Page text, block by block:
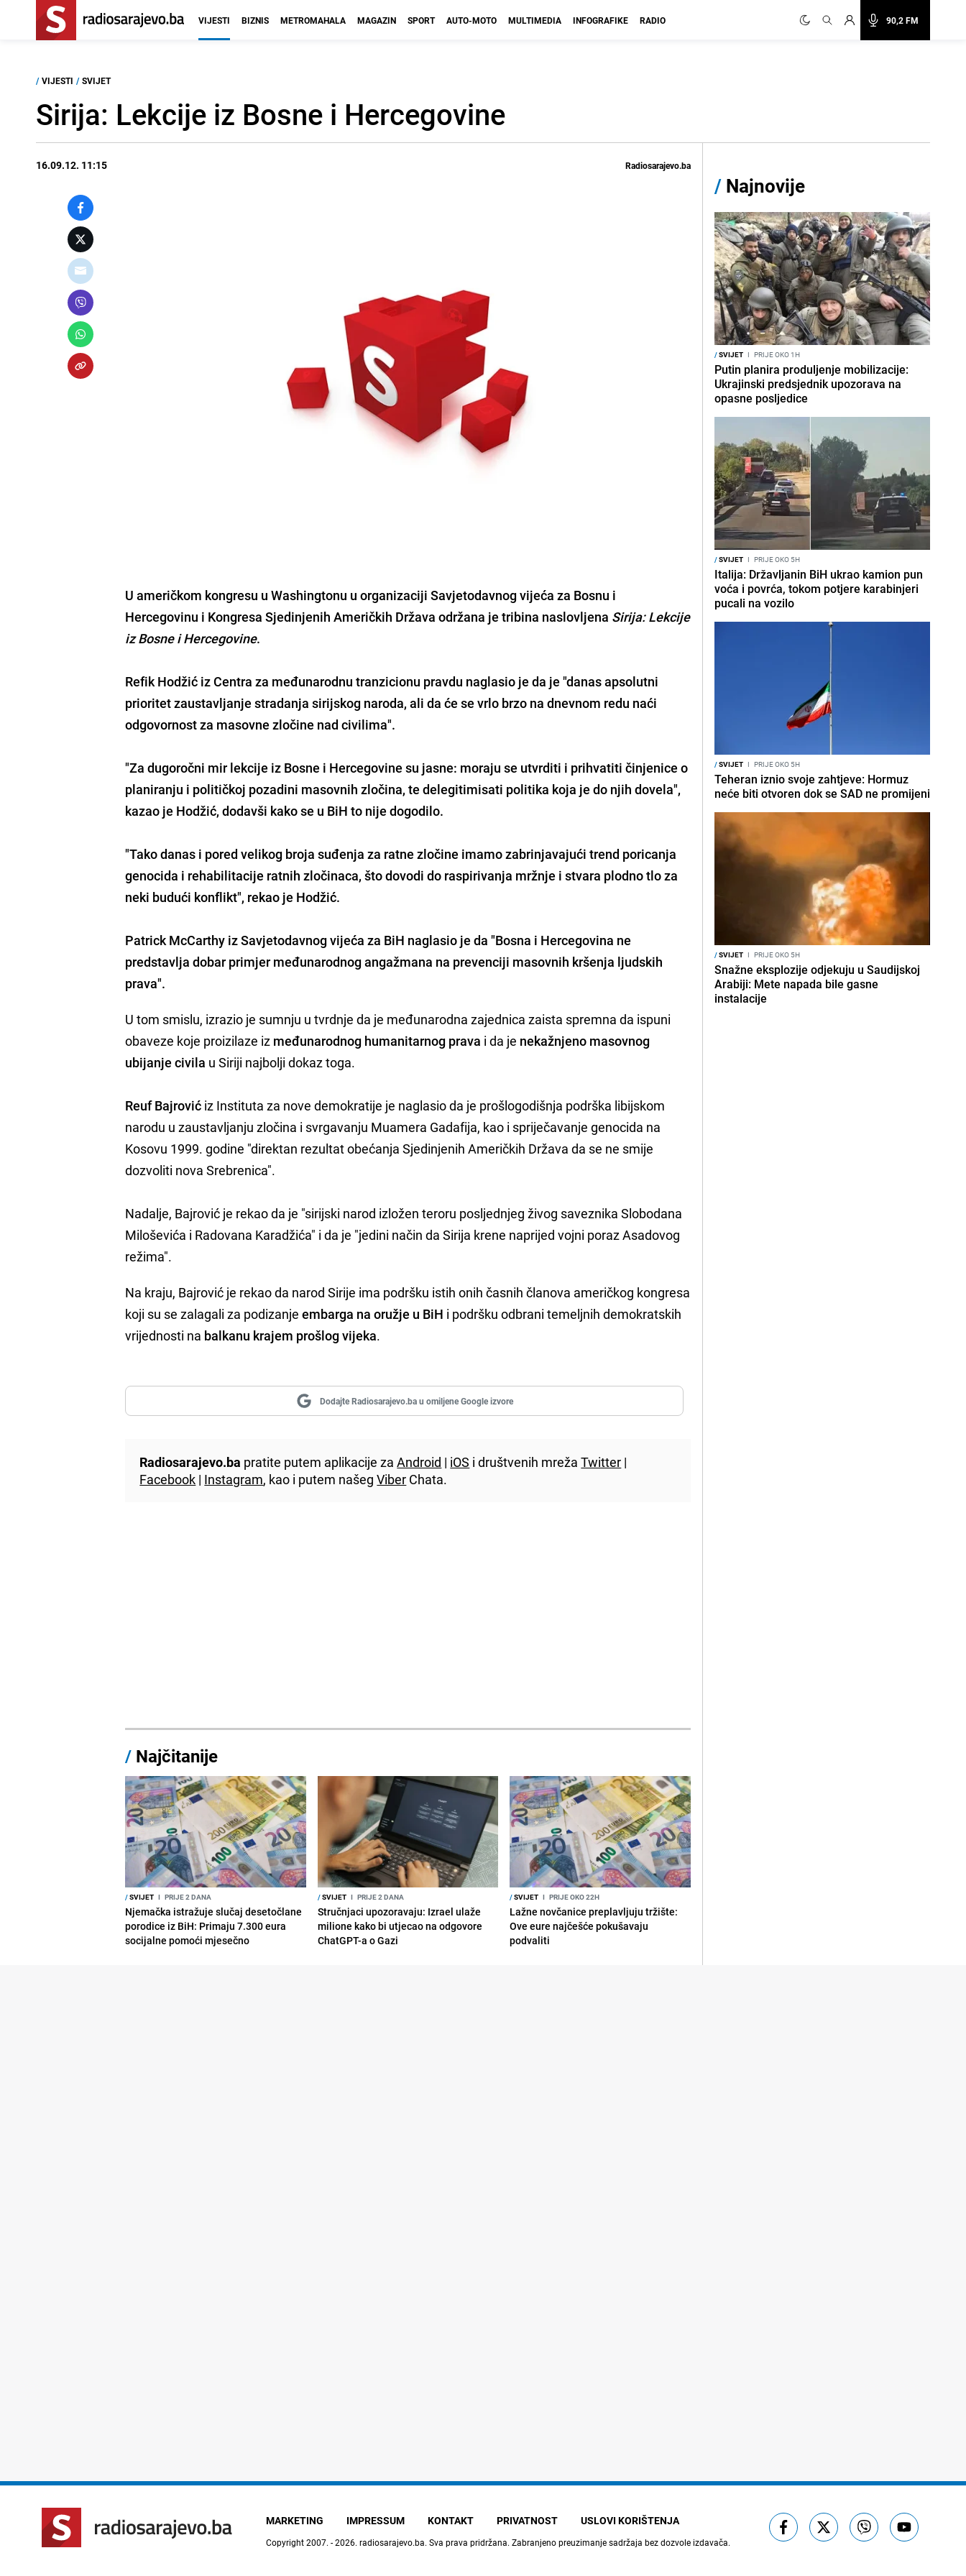
90,2 FM
VIJESTI BIZNIS METROMAHALA MAGAZIN SPORT AUTO-MOTO MULTIMEDIA INFOGRAFIKE RADIO
/ VIJESTI / SVIJET
Sirija: Lekcije iz Bosne i Hercegovine
16.09.12. 11:15 Radiosarajevo.ba
U američkom kongresu u Washingtonu u organizacijiSavjetodavnog vijeća za Bosnu i
Hercegovinu i Kongresa Sjedinjenih Američkih Država održana je tribina naslovljena Sirija: Lekcije
iz Bosne i Hercegovine.
Refik Hodžić iz Centra za međunarodnu tranzicionu pravdu naglasio je da je "danas apsolutni
prioritet zaustavljanje stradanja sirijskog naroda, ali da će se vrlo brzo na dnevnom redu naći
odgovornost za masovne zločine nad civilima".
"Za dugoročni mir lekcije iz Bosne i Hercegovine su jasne: moraju se utvrditi i prihvatiti činjenice o
planiranju i političkoj pozadini masovnih zločina, te delegitimisati politika koja je do njih dovela",
kazao je Hodžić, dodavši kako se u BiH to nije dogodilo.
"Tako danas i pored velikog broja suđenja za ratne zločine imamo zabrinjavajući trend poricanja
genocida i rehabilitacije ratnih zločinaca, što dovodi do raspirivanja mržnje i stvara plodno tlo za
neki budući konflikt", rekao je Hodžić.
Patrick McCarthy iz Savjetodavnog vijeća za BiH naglasio je da "Bosna i Hercegovina ne
predstavlja dobar primjer međunarodnog angažmana na prevenciji masovnih kršenja ljudskih
prava".
U tom smislu, izrazio je sumnju u tvrdnje da je međunarodna zajednica zaista spremna da ispuni
obaveze koje proizilaze iz međunarodnog humanitarnog prava i da je nekažnjeno masovnog
ubijanje civila u Siriji najbolji dokaz toga.
Reuf Bajrović iz Instituta za nove demokratije je naglasio da je prošlogodišnja podrška libijskom
narodu u zaustavljanju zločina i svrgavanju Muamera Gadafija, kao i spriječavanje genocida na
Kosovu 1999. godine "direktan rezultat obećanja Sjedinjenih Američkih Država da se ne smije
dozvoliti nova Srebrenica".
Nadalje, Bajrović je rekao da je "sirijski narod izložen teroru posljednjeg živog saveznika Slobodana
Miloševića i Radovana Karadžića" i da je "jedini način da Sirija krene naprijed vojni poraz Asadovog
režima".
Na kraju, Bajrović je rekao da narod Sirije ima podršku istih onih časnih članova američkog kongresa
koji su se zalagali za podizanjeembarga na oružje u BiH i podršku odbrani temeljnih demokratskih
vrijednosti na balkanu krajem prošlog vijeka.
Dodajte Radiosarajevo.ba u omiljene Google izvore
Radiosarajevo.ba pratite putem aplikacije zaAndroid | iOS i društvenih mrežaTwitter |
Facebook | Instagram, kao i putem našegViber Chata.
/ Najčitanije
/SVIJET I PRIJE 2 DANA
Njemačka istražuje slučaj desetočlane
porodice iz BiH: Primaju 7.300 eura
socijalne pomoći mjesečno
/SVIJET I PRIJE 2 DANA
Stručnjaci upozoravaju: Izrael ulaže
milione kako bi utjecao na odgovore
ChatGPT-a o Gazi
/SVIJET I PRIJE OKO 22H
Lažne novčanice preplavljuju tržište:
Ove eure najčešće pokušavaju
podvaliti
/ Najnovije
/SVIJET I PRIJE OKO 1H
Putin planira produljenje mobilizacije:
Ukrajinski predsjednik upozorava na
opasne posljedice
/SVIJET I PRIJE OKO 5H
Italija: Državljanin BiH ukrao kamion pun
voća i povrća, tokom potjere karabinjeri
pucali na vozilo
/SVIJET I PRIJE OKO 5H
Teheran iznio svoje zahtjeve: Hormuz
neće biti otvoren dok se SAD ne promijeni
/SVIJET I PRIJE OKO 5H
Snažne eksplozije odjekuju u Saudijskoj
Arabiji: Mete napada bile gasne
instalacije
MARKETING IMPRESSUM KONTAKT PRIVATNOST USLOVI KORIŠTENJA
Copyright 2007. - 2026. radiosarajevo.ba. Sva prava pridržana. Zabranjeno preuzimanje sadržaja bez dozvole izdavača.